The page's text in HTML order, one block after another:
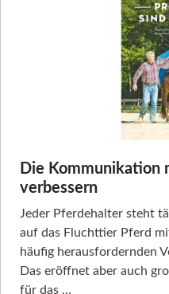
Die Kommunikation
verbessern
Jeder Pferdehalter steht
auf das Fluchttier Pferd
häufig herausfordernden
Das eröffnet aber auch
für das …